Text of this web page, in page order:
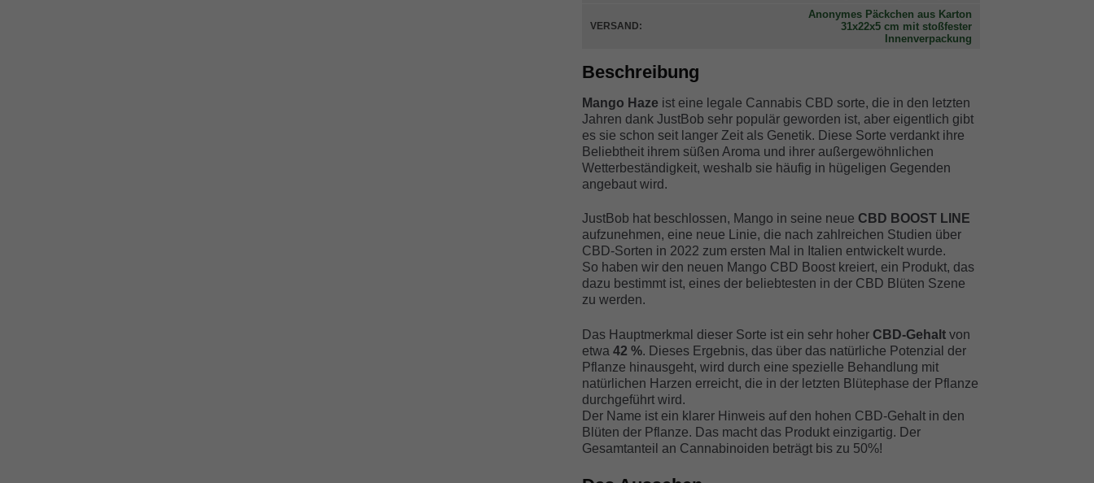
VERSAND:
Anonymes Päckchen aus Karton
31x22x5 cm mit stoßfester
Innenverpackung
Beschreibung
Mango Haze ist eine legale Cannabis CBD sorte, die in den letzten
Jahren dank JustBob sehr populär geworden ist, aber eigentlich gibt
es sie schon seit langer Zeit als Genetik. Diese Sorte verdankt ihre
Beliebtheit ihrem süßen Aroma und ihrer außergewöhnlichen
Wetterbeständigkeit, weshalb sie häufig in hügeligen Gegenden
angebaut wird.
JustBob hat beschlossen, Mango in seine neue CBD BOOST LINE
aufzunehmen, eine neue Linie, die nach zahlreichen Studien über
CBD-Sorten in 2022 zum ersten Mal in Italien entwickelt wurde.
So haben wir den neuen Mango CBD Boost kreiert, ein Produkt, das
dazu bestimmt ist, eines der beliebtesten in der CBD Blüten Szene
zu werden.
Das Hauptmerkmal dieser Sorte ist ein sehr hoher CBD-Gehaltvon
etwa 42 %. Dieses Ergebnis, das über das natürliche Potenzial der
Pflanze hinausgeht, wird durch eine spezielle Behandlung mit
natürlichen Harzen erreicht, die in der letzten Blütephase der Pflanze
durchgeführt wird.
Der Name ist ein klarer Hinweis auf den hohen CBD-Gehalt in den
Blüten der Pflanze. Das macht das Produkt einzigartig. Der
Gesamtanteil an Cannabinoiden beträgt bis zu 50%!